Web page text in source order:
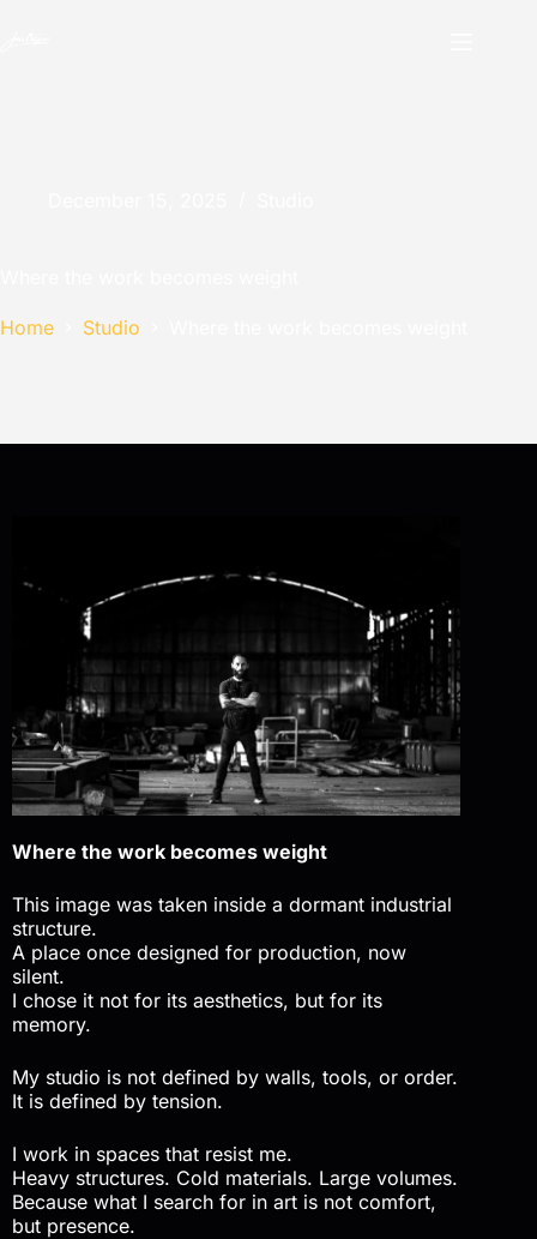
Home Studio
Where the work becomes weight
This image was taken inside a dormant industrial
structure.
A place once designed for production, now
silent.
I chose it not for its aesthetics, but for its
memory.
My studio is not defined by walls, tools, or order.
It is defined by tension.
I work in spaces that resist me.
Heavy structures. Cold materials. Large volumes.
Because what I search for in art is not comfort,
but presence.